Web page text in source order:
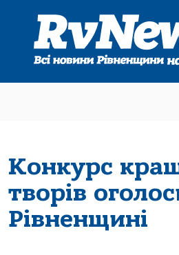
Конкурс
творів
Рівненщині